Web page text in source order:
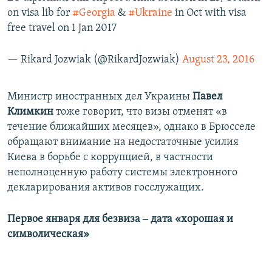
on visa lib for #Georgia & #Ukraine in Oct with visa
free travel on 1 Jan 2017
— Rikard Jozwiak (@RikardJozwiak) August 23, 2016
Министр иностранных дел Украины Павел
Климкин тоже говорит, что визы отменят «в
течение ближайших месяцев», однако в Брюсселе
обращают внимание на недостаточные усилия
Киева в борьбе с коррупцией, в частности
неполноценную работу системы электронного
декларирования активов госслужащих.
Первое января для безвиза ‒ дата «хорошая и
символическая»